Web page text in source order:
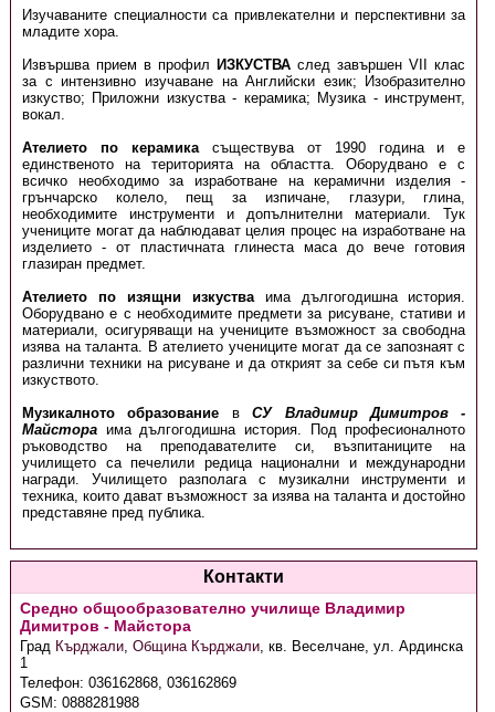
Изучаваните специалности са привлекателни и перспективни за
младите хора.
Извършва прием в профил ИЗКУСТВА след завършен VII клас
за с интензивно изучаване на Английски език; Изобразително
изкуство; Приложни изкуства - керамика; Музика - инструмент,
вокал.
Ателието по керамикасъществува от 1990 година и е
единственото на територията на областта. Оборудвано е с
всичко необходимо за изработване на керамични изделия -
грънчарско колело, пещ за изпичане, глазури, глина,
необходимите инструменти и допълнителни материали. Тук
учениците могат да наблюдават целия процес на изработване на
изделието - от пластичната глинеста маса до вече готовия
глазиран предмет.
Ателието по изящни изкустваима дългогодишна история.
Оборудвано е с необходимите предмети за рисуване, стативи и
материали, осигуряващи на учениците възможност за свободна
изява на таланта. В ателието учениците могат да се запознаят с
различни техники на рисуване и да открият за себе си пътя към
изкуството.
Музикалното образование вСУ Владимир Димитров -
Майстораима дългогодишна история. Под професионалното
ръководство на преподавателите си, възпитаниците на
училището са печелили редица национални и международни
награди. Училището разполага с музикални инструменти и
техника, които дават възможност за изява на таланта и достойно
представяне пред публика.
Контакти
Средно общообразователно училище Владимир
Димитров - Майстора
Град Кърджали,Община Кърджали,кв. Веселчане, ул. Ардинска
1
Телефон:036162868, 036162869
GSM:0888281988